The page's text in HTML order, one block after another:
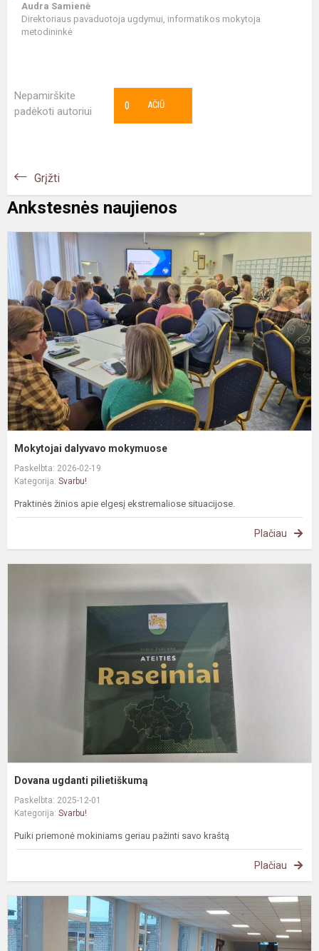
Audra Samienė
Direktoriaus pavaduotoja ugdymui, informatikos mokytoja
metodininkė
Nepamirškite
padėkoti autoriui
AČIŪ
0
Grįžti
Ankstesnės naujienos
Mokytojai dalyvavo mokymuose
Paskelbta: 2026-02-19
Kategorija: Svarbu!
Praktinės žinios apie elgesį ekstremaliose situacijose.
Plačiau
Dovana ugdanti pilietiškumą
Paskelbta: 2025-12-01
Kategorija: Svarbu!
Puiki priemonė mokiniams geriau pažinti savo kraštą
Plačiau